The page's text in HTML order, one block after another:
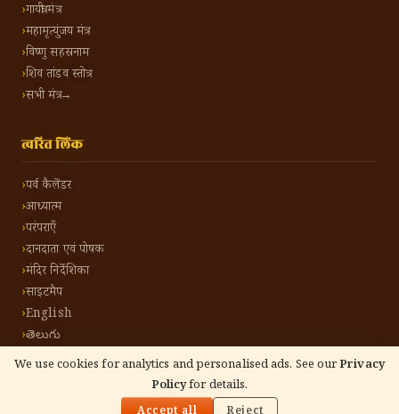
We use cookies for analytics and personalised ads. See ourPrivacy
Policyfor details.
गायत्री मंत्र
महामृत्युंजय मंत्र
विष्णु सहस्रनाम
शिव तांडव स्तोत्र
सभी मंत्र →
त्वरित लिंक
पर्व कैलेंडर
आध्यात्म
परंपराएँ
दानदाता एवं पोषक
मंदिर निर्देशिका
साइटमैप
English
తెలుగు
हिंदू टोन हिंदी। सर्वाधिकार सुरक्षित। गोपनीयता नीति